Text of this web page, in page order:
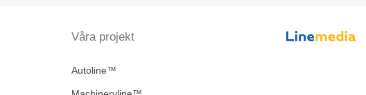
Våra projekt
Autoline™